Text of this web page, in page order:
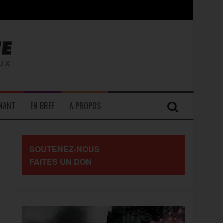
les travailleurs »
EN BREF A PROPOS
SOUTENEZ-NOUS
FAITES UN DON